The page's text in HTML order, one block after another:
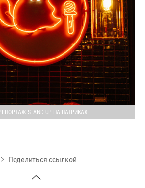
STAND UP НА ПАТРИКАХ
Поделиться ссылкой